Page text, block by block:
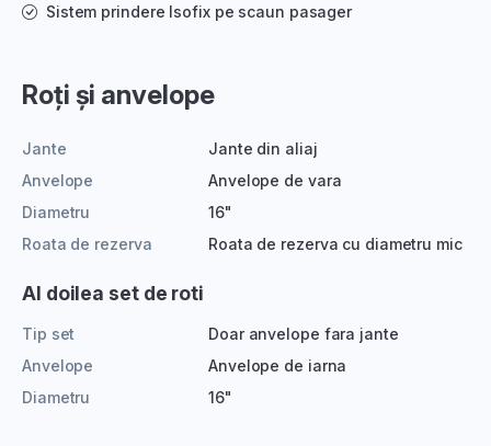
Sistem prindere Isofix pe scaun pasager
Roți și anvelope
Jante
Jante din aliaj
Anvelope
Anvelope de vara
Diametru
16"
Roata de rezerva
Roata de rezerva cu diametru mic
Al doilea set de roti
Tip set
Doar anvelope fara jante
Anvelope
Anvelope de iarna
Diametru
16"